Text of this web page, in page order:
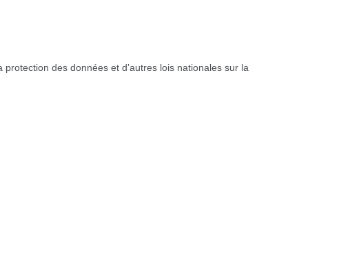
des données et d’autres lois nationales sur la